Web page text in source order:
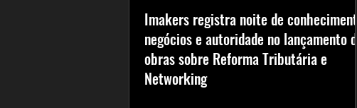
Imakers registra noite de conhecimento,
negócios e autoridade no lançamento de
obras sobre Reforma Tributária e
Networking